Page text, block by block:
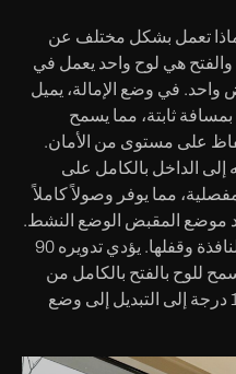
تعمل بشكل مختلف عن
والفتح هي لوح واحد يعمل في
واحد. في وضع الإمالة، يميل
بمسافة ثابتة، مما يسمح
على مستوى من الأمان.
إلى الداخل بالكامل على
مما يوفر وصولاً كاملاً
موضع المقبض الوضع النشط.
يشير المقبض إلى الأسفل لإغلاق النافذة وقفلها. يؤدي تدويره 90
للوح بالفتح بالكامل من
الجانب المفصلي. يؤدي تدويره 180 درجة إلى التبديل إلى وضع